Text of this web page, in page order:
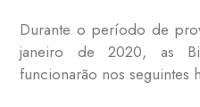
Durante o período de
janeiro de 2020, as
funcionarão nos seguintes